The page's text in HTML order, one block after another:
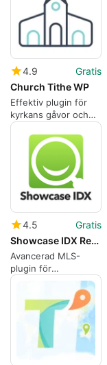
4.9
Gratis
Church Tithe WP
Effektiv plugin för
kyrkans gåvor och
donationer
4.5
Gratis
Showcase IDX Real Estate Search amp Lead Capture
Avancerad MLS-
plugin för
fastighetsproffs